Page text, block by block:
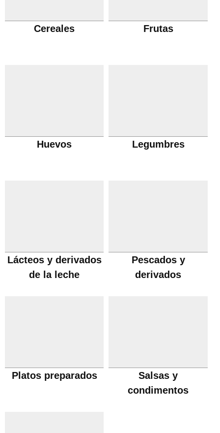
Cereales Frutas
Huevos Legumbres
Lácteos y derivados
de la leche
Pescados y
derivados
Platos preparados
Salsas y
condimentos